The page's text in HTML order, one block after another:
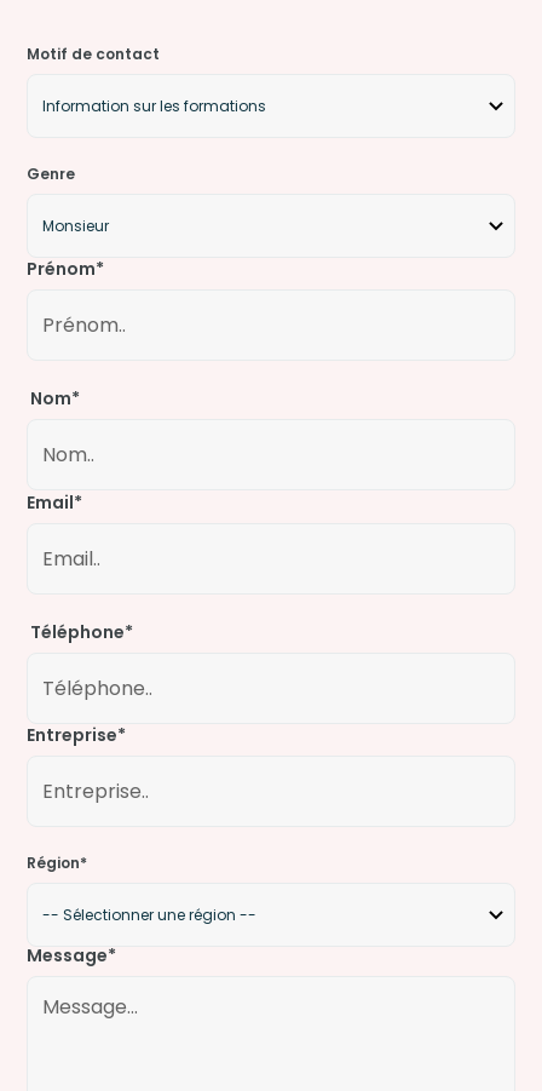
Motif de contact
Genre
Prénom*
Nom*
Email*
Téléphone*
Entreprise*
Région*
Message*